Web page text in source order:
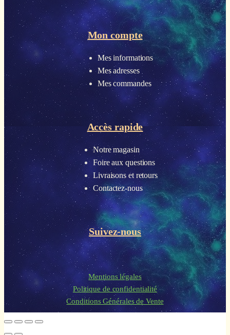
Mon compte
Mes informations
Mes adresses
Mes commandes
Accès rapide
Notre magasin
Foire aux questions
Livraisons et retours
Contactez-nous
Suivez-nous
Mentions légales
Politique de confidentialité
Conditions Générales de Vente